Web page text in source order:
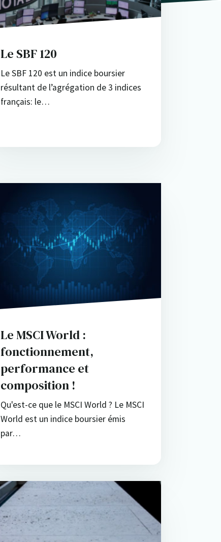
Le SBF 120
Le SBF 120 est un indice boursier
résultant de l’agrégation de 3 indices
français: le…
Le MSCI World :
fonctionnement,
performance et
composition !
Qu'est-ce que le MSCI World ? Le MSCI
World est un indice boursier émis
par…